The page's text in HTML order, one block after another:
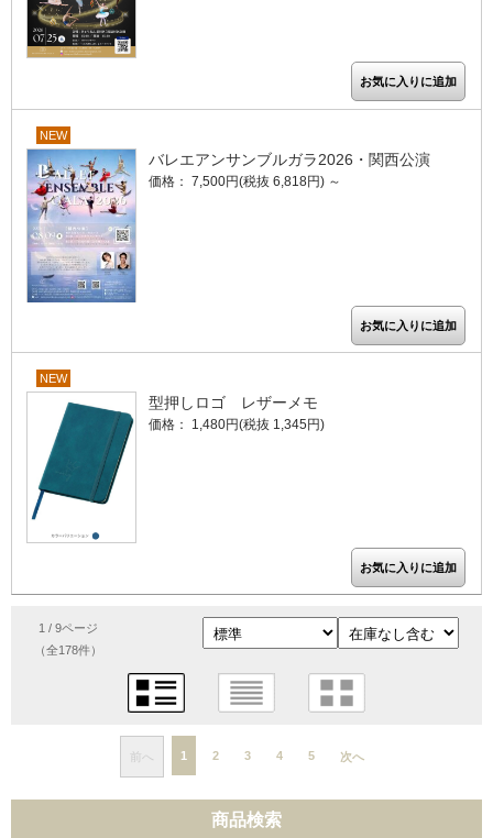
NEW
バレエアンサンブルガラ2026・関西公演
価格： 7,500円(税抜 6,818円) ～
NEW
型押しロゴ レザーメモ
価格： 1,480円(税抜 1,345円)
1 / 9ページ
（全178件）
前へ 1 2 3 4 5 次へ
商品検索